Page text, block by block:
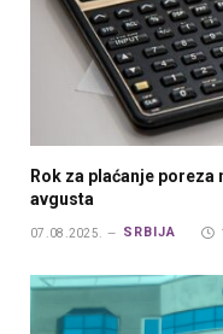
Rok za plaćanje
avgusta
07.08.2025. SRBIJA